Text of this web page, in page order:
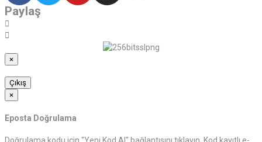
Paylaş
×
Çıkış
×
Eposta Doğrulama